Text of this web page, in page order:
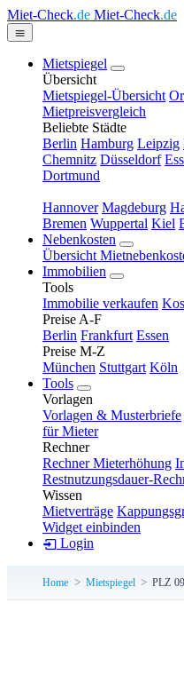
Miet-Check.de Miet-Check.de
Mietspiegel
Übersicht
Mietspiegel-Übersicht
Mietpreisvergleich
Beliebte Städte
Berlin Hamburg Leipzig
Chemnitz Düsseldorf
Dortmund
Hannover Magdeburg
Bremen Wuppertal Kiel
Nebenkosten
Übersicht
Immobilien
Tools
Immobilie verkaufen
Preise A-F
Berlin Frankfurt Essen
Preise M-Z
München Stuttgart Köln
Tools
Vorlagen
Vorlagen & Musterbriefe
für Mieter
Rechner
Rechner Mieterhöhung
Restnutzungsdauer-
Wissen
Mietverträge
Widget einbinden
Login
Home Mietspiegel PLZ